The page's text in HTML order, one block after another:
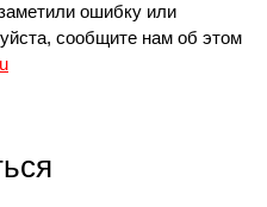
ошибку или
сообщите нам об этом